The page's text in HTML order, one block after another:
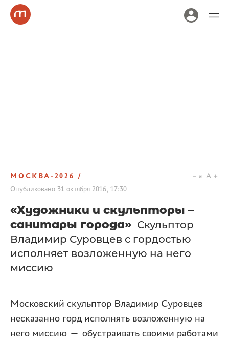
МОСКВА-2026
Опубликовано 31 октября 2016, 17:30
a A
«Художники и скульпторы –
санитары города» Скульптор
Владимир Суровцев с гордостью
исполняет возложенную на него
миссию
Московский скульптор Владимир Суровцев
несказанно горд исполнять возложенную на
него миссию — обустраивать своими работами